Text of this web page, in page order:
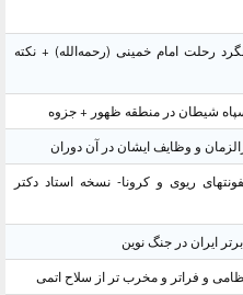
رحلت امام خمینی (رحمه‌الله) + نکته
شیطان در منطقه ظهور + جزوه
و وظایف ایشان در آن دوران
ریوی و کرونا- نسخه استاد دکتر
ایران در جنگ نوین
و فراتر و مخرب تر از سلاح اتمی